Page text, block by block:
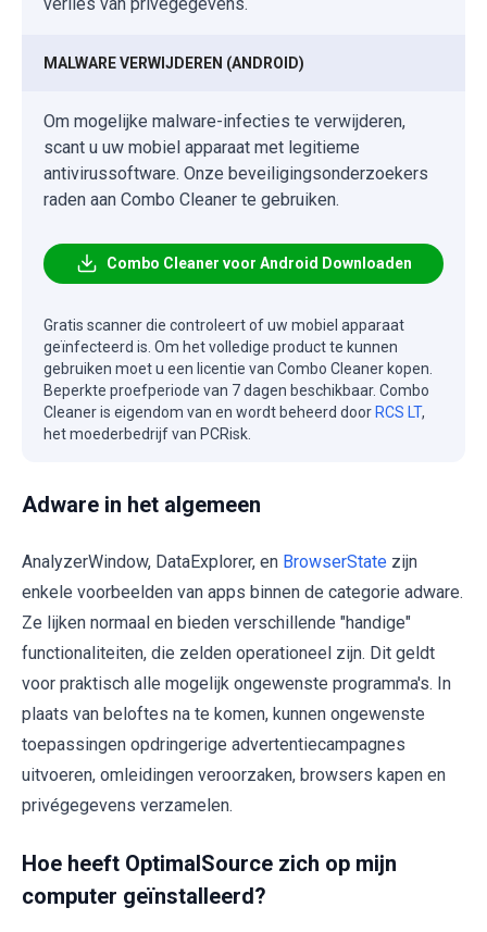
MALWARE VERWIJDEREN (ANDROID)
Om mogelijke malware-infecties te verwijderen,
scant u uw mobiel apparaat met legitieme
antivirussoftware. Onze beveiligingsonderzoekers
raden aan Combo Cleaner te gebruiken.
Combo Cleaner voor Android Downloaden
Gratis scanner die controleert of uw mobiel apparaat
geïnfecteerd is. Om het volledige product te kunnen
gebruiken moet u een licentie van Combo Cleaner kopen.
Beperkte proefperiode van 7 dagen beschikbaar. Combo
Cleaner is eigendom van en wordt beheerd door RCS LT,
het moederbedrijf van PCRisk.
Adware in het algemeen
AnalyzerWindow, DataExplorer, en BrowserState zijn
enkele voorbeelden van apps binnen de categorie adware.
Ze lijken normaal en bieden verschillende "handige"
functionaliteiten, die zelden operationeel zijn. Dit geldt
voor praktisch alle mogelijk ongewenste programma's. In
plaats van beloftes na te komen, kunnen ongewenste
toepassingen opdringerige advertentiecampagnes
uitvoeren, omleidingen veroorzaken, browsers kapen en
privégegevens verzamelen.
Hoe heeft OptimalSource zich op mijn
computer geïnstalleerd?